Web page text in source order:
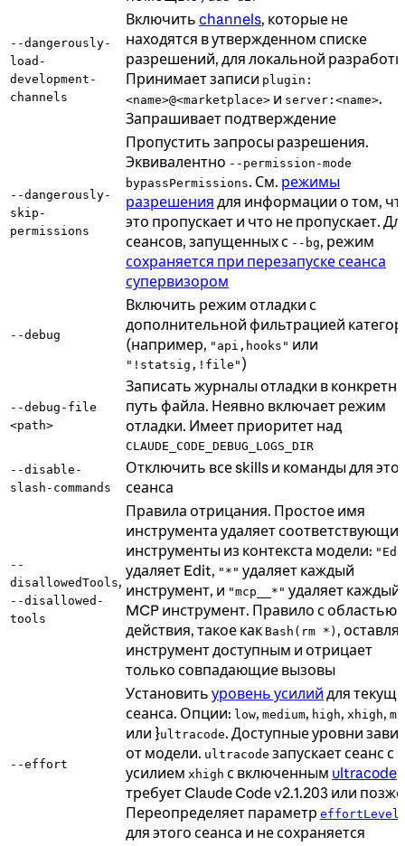
--dangerously-
load-
development-
channels
Включить channels, которые не
находятся в утвержденном списке
разрешений, для локальной
Принимает записи plugin:
<name>@<marketplace> и server:<name>.
Запрашивает подтверждение
--dangerously-
skip-
permissions
Пропустить запросы разрешения.
Эквивалентно --permission-mode
bypassPermissions. См. режимы
разрешения для информации о том,
это пропускает и что не пропускает.
сеансов, запущенных с --bg, режим
сохраняется при перезапуске сеанса
супервизором
--debug
Включить режим отладки с
дополнительной фильтрацией
(например, "api,hooks" или
"!statsig,!file" )
--debug-file
<path>
Записать журналы отладки в
путь файла. Неявно включает режим
отладки. Имеет приоритет над
CLAUDE_CODE_DEBUG_LOGS_DIR
--disable-
slash-commands
Отключить все skills и команды для
сеанса
--
disallowedTools,
--disallowed-
tools
Правила отрицания. Простое имя
инструмента удаляет
инструменты из контекста модели:
удаляет Edit, "*" удаляет каждый
инструмент, и "mcp__*" удаляет каждый
MCP инструмент. Правило с областью
действия, такое как Bash(rm *) ,
инструмент доступным и отрицает
только совпадающие вызовы
--effort
Установить уровень усилий для
сеанса. Опции: low, medium, high, xhigh,
или }ultracode. Доступные уровни
от модели. ultracode запускает сеанс с
усилием xhigh с включенным ultracode
требует Claude Code v2.1.203 или
Переопределяет параметр effortLevel
для этого сеанса и не сохраняется